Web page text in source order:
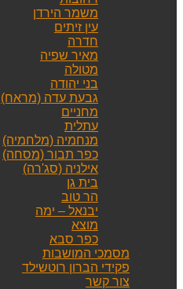
משמר הירדן
עין זיתים
חדרה
מאיר שפיה
מטולה
בני יהודה
גבעת עדה (מראח)
מחניים
עתלית
מנחמיה (מלחמיה)
כפר תבור (מסחה)
אילניה (סג'רה)
בית גן
הר טוב
יבנאל – ימה
מוצא
כפר סבא
מסמכי המושבות
פקידי הברון רוטשילד
צור קשר